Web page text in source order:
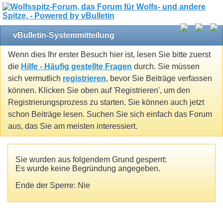
vBulletin-Systemmitteilung
Wenn dies Ihr erster Besuch hier ist, lesen Sie bitte zuerst
die Hilfe - Häufig gestellte Fragen durch. Sie müssen
sich vermutlich registrieren, bevor Sie Beiträge verfassen
können. Klicken Sie oben auf 'Registrieren', um den
Registrierungsprozess zu starten. Sie können auch jetzt
schon Beiträge lesen. Suchen Sie sich einfach das Forum
aus, das Sie am meisten interessiert.
Sie wurden aus folgendem Grund gesperrt:
Es wurde keine Begründung angegeben.
Ende der Sperre: Nie